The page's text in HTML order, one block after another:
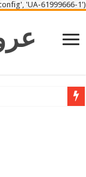
'UA-61999666-1');